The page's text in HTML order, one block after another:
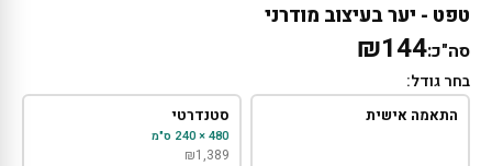
טפט - יער בעיצוב מודרני
סה"כ:₪144
בחר גודל:
התאמה אישית סטנדרטי
480 × 240 ס"מ
₪1,389